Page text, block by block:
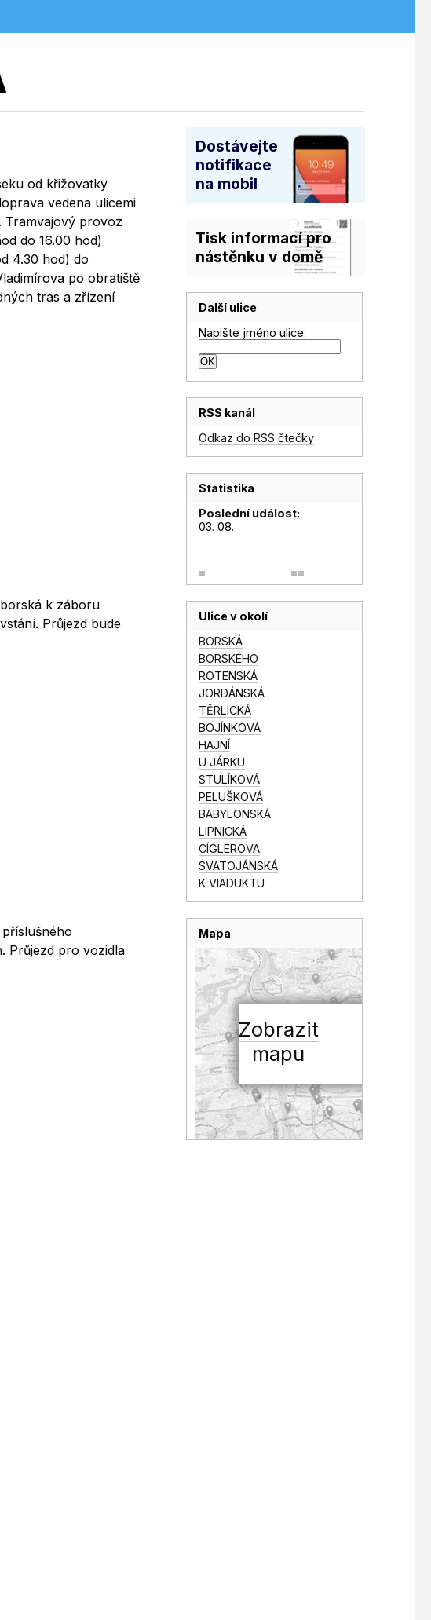
od křižovatky
vedena ulicemi
Tramvajový provoz
do 16.00 hod)
4.30 hod) do
po obratiště
tras a zřízení
k záboru
Průjezd bude
Průjezd pro vozidla
Dostávejte
notifikace
na mobil
Tisk informací pro
nástěnku v domě
Další ulice
Napište jméno ulice:
RSS kanál
Odkaz do RSS čtečky
Statistika
Poslední událost:
03. 08.
Ulice v okolí
BORSKÁ
BORSKÉHO
ROTENSKÁ
JORDÁNSKÁ
TĚRLICKÁ
BOJÍNKOVÁ
HAJNÍ
U JÁRKU
STULÍKOVÁ
PELUŠKOVÁ
BABYLONSKÁ
LIPNICKÁ
CÍGLEROVA
SVATOJÁNSKÁ
K VIADUKTU
Mapa
Zobrazit
mapu